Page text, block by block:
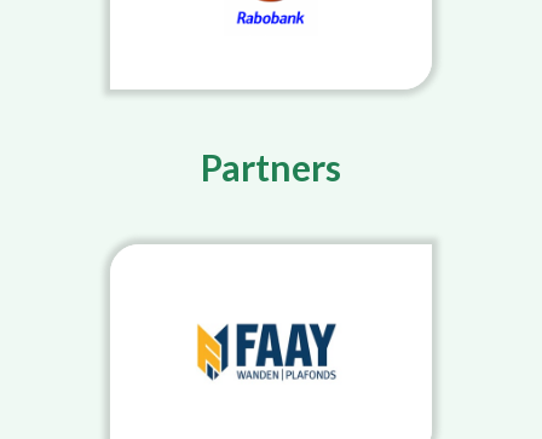
Partners